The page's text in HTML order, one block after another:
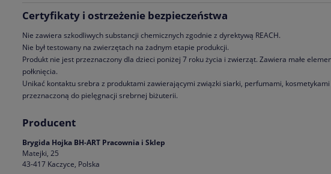
Certyfikaty i ostrzeżenie bezpieczeństwa
Nie zawiera szkodliwych substancji chemicznych zgodnie z dyrektywą REACH.
Nie był testowany na zwierzętach na żadnym etapie produkcji.
Produkt nie jest przeznaczony dla dzieci poniżej 7 roku życia i zwierząt. Zawiera małe
połknięcia.
Unikać kontaktu srebra z produktami zawierającymi związki siarki, perfumami,
przeznaczoną do pielęgnacji srebrnej biżuterii.
Producent
Brygida Hojka BH-ART Pracownia i Sklep
Matejki, 25
43-417 Kaczyce, Polska